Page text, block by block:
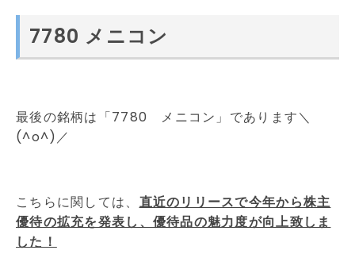
7780 メニコン
最後の銘柄は「7780 メニコン」であります＼
(^o^)／
こちらに関しては、 直近のリリースで今年から株主
優待の拡充を発表し、優待品の魅力度が向上致しま
した！